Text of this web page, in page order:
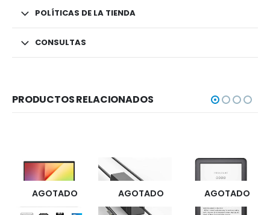
POLÍTICAS DE LA TIENDA
CONSULTAS
PRODUCTOS RELACIONADOS
AGOTADO AGOTADO AGOTADO